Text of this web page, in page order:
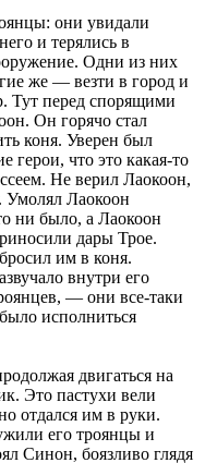
они увидали
и терялись в
Одни из них
же — везти в город и
Тут перед спорящими
Он горячо стал
коня. Уверен был
герои, что это какая-то
Не верил Лаокоон,
Умолял Лаокоон
ни было, а Лаокоон
дары Трое.
им в коня.
внутри его
— они все-таки
исполниться
двигаться на
Это пастухи вели
отдался им в руки.
его троянцы и
Синон, боязливо глядя